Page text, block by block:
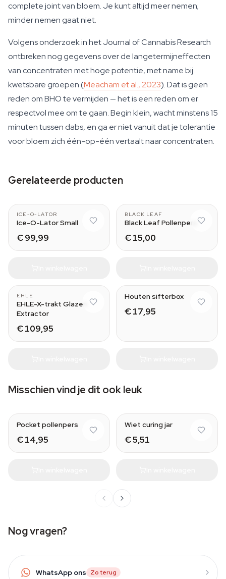
complete joint van bloem. Je kunt altijd meer nemen;
minder nemen gaat niet.
Volgens onderzoek in hetJournal of Cannabis Research
ontbreken nog gegevens over de langetermijneffecten
van concentraten met hoge potentie, met name bij
kwetsbare groepen (Meacham et al., 2023). Dat is geen
reden om BHO te vermijden — het is een reden om er
respectvol mee om te gaan. Begin klein, wacht minstens 15
minuten tussen dabs, en ga er niet vanuit dat je tolerantie
voor bloem zich één-op-één vertaalt naar concentraten.
Gerelateerde producten
ICE-O-LATOR
Ice-O-Lator Small
€ 99,99
BLACK LEAF
Black Leaf Pollenpers
€ 15,00
EHLE
EHLE-X-trakt Glazen
Extractor
€ 109,95
Houten sifterbox
€ 17,95
Misschien vind je dit ook leuk
Pocket pollenpers
€ 14,95
Wiet curing jar
€ 5,51
Nog vragen?
WhatsApp ons Zo terug